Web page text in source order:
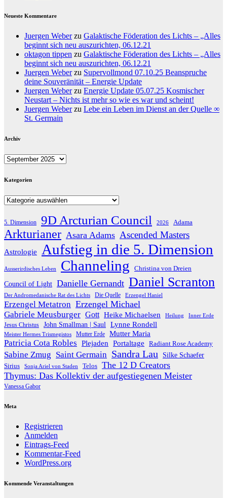
Neueste Kommentare
Juergen Weberzu Galaktische Föderation des Lichts – „Alles
beginnt sich neu auszurichten, 06.12.21
oktagon tippen zu Galaktische Föderation des Lichts – „Alles
beginnt sich neu auszurichten, 06.12.21
Juergen Weberzu Supervollmond 07.10.25 Beanspruche
deine Souveränität – Energie Update
Juergen Weberzu Energie Update 05.07.25 Kosmischer
Neustart – Nichts ist mehr so wie es war und scheint!
Juergen Weberzu Lebe ein Leben im Dienst an der Quelle ∞
St. Germain
Archiv
Archiv
Kategorien
Kategorien
5. Dimension 9D Arcturian Council 2026 Adama
Arkturianer Asara Adams Ascended Masters
Astrologie Aufstieg in die 5. Dimension
Ausserirdisches Leben Channeling Christina von Dreien
Council of Light Danielle Gernandt Daniel Scranton
Der Andromedanische Rat des Lichts Die Quelle Erzengel Haniel
Erzengel Metatron Erzengel Michael
Gabriele Meusburger Gott Heike Michaelsen Heilung Inner Erde
Jesus Christus John Smallman | Saul Lynne Rondell
Meister Hermes Trismegistos Mutter Erde Mutter Maria
Patricia Cota Robles Plejaden Portaltage Radiant Rose Academy
Sabine Zmug Saint Germain Sandra Lau Silke Schaefer
Sirius Sonja Ariel von Staden Telos The 12 D Creators
Thymus: Das Kollektiv der aufgestiegenen Meister
Vanessa Gabor
Meta
Registrieren
Anmelden
Eintrags-Feed
Kommentar-Feed
WordPress.org
Kommende Veranstaltungen